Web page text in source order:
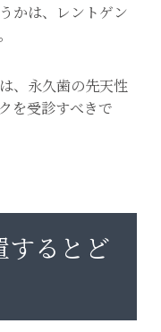
かは、レントゲン
、永久歯の先天性
を受診すべきで
するとど